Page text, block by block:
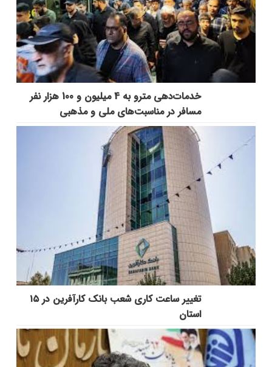
خدمات‌دهي مترو به 4 ميليون و 100 هزار نفر
مسافر در مناسبت‌هاي ملي و مذهبي
تغییر ساعت کاری شعب بانک کارآفرین در ۱۵
استان